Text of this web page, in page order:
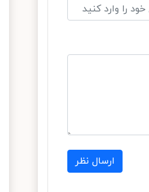
ارسال نظر